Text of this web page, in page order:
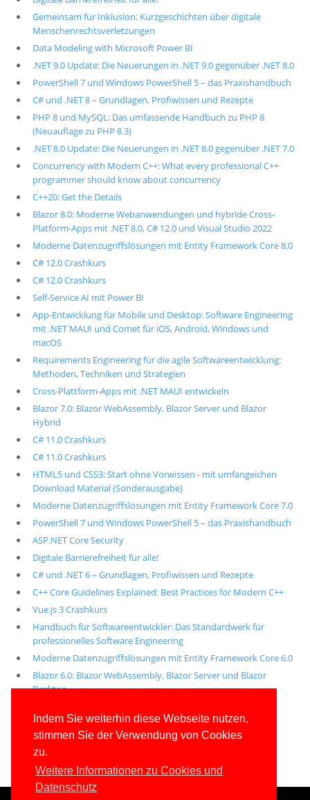
Indem Sie weiterhin diese Webseite nutzen,
stimmen Sie der Verwendung von Cookies
zu.
Weitere Informationen zu Cookies und
Datenschutz
Gemeinsam für Inklusion: Kurzgeschichten über digitale
Menschenrechtsverletzungen
Data Modeling with Microsoft Power BI
.NET 9.0 Update: Die Neuerungen in .NET 9.0 gegenüber .NET 8.0
PowerShell 7 und Windows PowerShell 5 – das Praxishandbuch
C# und .NET 8 – Grundlagen, Profiwissen und Rezepte
PHP 8 und MySQL: Das umfassende Handbuch zu PHP 8
(Neuauflage zu PHP 8.3)
.NET 8.0 Update: Die Neuerungen in .NET 8.0 gegenüber .NET 7.0
Concurrency with Modern C++: What every professional C++
programmer should know about concurrency
C++20: Get the Details
Blazor 8.0: Moderne Webanwendungen und hybride Cross-
Platform-Apps mit .NET 8.0, C# 12.0 und Visual Studio 2022
Moderne Datenzugriffslösungen mit Entity Framework Core 8.0
C# 12.0 Crashkurs
C# 12.0 Crashkurs
Self-Service AI mit Power BI
App-Entwicklung für Mobile und Desktop: Software Engineering
mit .NET MAUI und Comet für iOS, Android, Windows und
macOS
Requirements Engineering für die agile Softwareentwicklung:
Methoden, Techniken und Strategien
Cross-Plattform-Apps mit .NET MAUI entwickeln
Blazor 7.0: Blazor WebAssembly, Blazor Server und Blazor
Hybrid
C# 11.0 Crashkurs
C# 11.0 Crashkurs
HTML5 und CSS3: Start ohne Vorwissen - mit umfangeichen
Download Material (Sonderausgabe)
Moderne Datenzugriffslösungen mit Entity Framework Core 7.0
PowerShell 7 und Windows PowerShell 5 – das Praxishandbuch
ASP.NET Core Security
Digitale Barrierefreiheit für alle!
C# und .NET 6 – Grundlagen, Profiwissen und Rezepte
C++ Core Guidelines Explained: Best Practices for Modern C++
Vue.js 3 Crashkurs
Handbuch für Softwareentwickler: Das Standardwerk für
professionelles Software Engineering
Moderne Datenzugriffslösungen mit Entity Framework Core 6.0
Blazor 6.0: Blazor WebAssembly, Blazor Server und Blazor
Desktop
Alle unsere aktuellen Fachbücher
E-Book-Abo für ab 99 Euro im Jahr